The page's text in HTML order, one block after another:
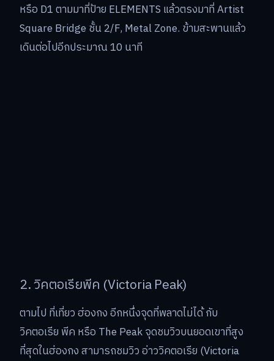
หรือ D1 ตามมาที่ป้าย ELEMENTS แล้วตรงมาที่ Artist
Square Bridge ชั้น 2/F, Metal Zone. ข้ามสะพานแล้ว
เดินต่อไปอีกประมาณ 10 นาที
2. วิคตอเรียพีค (Victoria Peak)
ตามไป ที่เที่ยว ฮ่องกง อีกหนึ่งจุดที่พลาดไม่ได้ กับ
วิคตอเรีย พีค หรือ The Peak จุดชมวิวบนยอดเขาที่สูง
ที่สุดในฮ่องกง สามารถชมวิว อ่าววิคตอเรีย (Victoria